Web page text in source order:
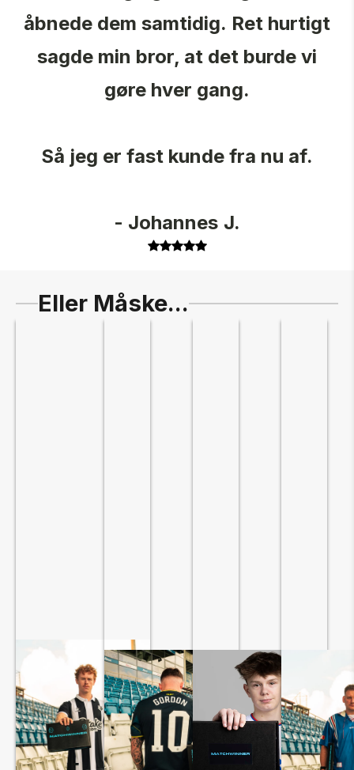
åbnede dem samtidig. Ret hurtigt
sagde min bror, at det burde vi
gøre hver gang.
Så jeg er fast kunde fra nu af.
- Johannes J.
Eller Måske...